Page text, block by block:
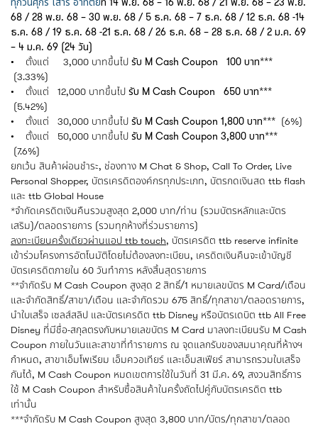
68 / 28 พ.ย. 68 – 30 พ.ย. 68 / 5 ธ.ค. 68 – 7 ธ.ค. 68 / 12 ธ.ค. 68 -14
ธ.ค. 68 / 19 ธ.ค. 68 -21 ธ.ค. 68 / 26 ธ.ค. 68 – 28 ธ.ค. 68 / 2 ม.ค. 69
– 4 ม.ค. 69 (24 วัน)
• ตั้งแต่ 3,000 บาทขึ้นไป รับ M Cash Coupon 100 บาท***
(3.33%)
• ตั้งแต่ 12,000 บาทขึ้นไป รับ M Cash Coupon 650 บาท***
(5.42%)
• ตั้งแต่ 30,000 บาทขึ้นไป รับ M Cash Coupon 1,800 บาท*** (6%)
• ตั้งแต่ 50,000 บาทขึ้นไป รับ M Cash Coupon 3,800 บาท***
(7.6%)
ยกเว้น สินค้าผ่อนชำระ, ช่องทาง M Chat & Shop, Call To Order, Live
Personal Shopper, บัตรเครดิตองค์กรทุกประเภท, บัตรกดเงินสด ttb flash
และ ttb Global House
*จำกัดเครดิตเงินคืนรวมสูงสุด 2,000 บาท/ท่าน (รวมบัตรหลักและบัตร
เสริม)/ตลอดรายการ (รวมทุกห้างที่ร่วมรายการ)
ลงทะเบียนครั้งเดียวผ่านแอป ttb touch, บัตรเครดิต ttb reserve infinite
เข้าร่วมโครงการอัตโนมัติโดยไม่ต้องลงทะเบียน, เครดิตเงินคืนจะเข้าบัญชี
บัตรเครดิตภายใน 60 วันทำการ หลังสิ้นสุดรายการ
**จำกัดรับ M Cash Coupon สูงสุด 2 สิทธิ์/1 หมายเลขบัตร M Card/เดือน
และจำกัดสิทธิ์/สาขา/เดือน และจำกัดรวม 675 สิทธิ์/ทุกสาขา/ตลอดรายการ,
นำใบเสร็จ เซลส์สลิป และบัตรเครดิต ttb Disney หรือบัตรเดบิต ttb All Free
Disney ที่มีชื่อ-สกุลตรงกับหมายเลขบัตร M Card มาลงทะเบียนรับ M Cash
Coupon ภายในวันและสาขาที่ทำรายการ ณ จุดแลกรับของสมนาคุณที่ห้างฯ
กำหนด, สาขาเอ็มโพเรียม เอ็มควอเทียร์ และเอ็มสเฟียร์ สามารถรวมใบเสร็จ
กันได้, M Cash Coupon หมดเขตการใช้ในวันที่ 31 มี.ค. 69, สงวนสิทธิ์การ
ใช้ M Cash Coupon สำหรับซื้อสินค้าในครั้งถัดไปคู่กับบัตรเครดิต ttb
เท่านั้น
***จำกัดรับ M Cash Coupon สูงสุด 3,800 บาท/บัตร/ทุกสาขา/ตลอด